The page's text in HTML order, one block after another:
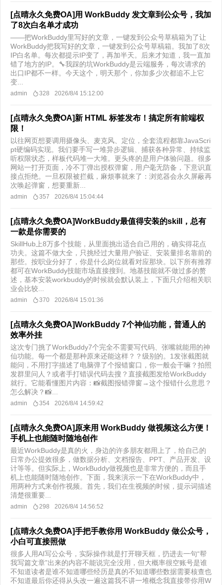
[点晴永久免费OA]用 WorkBuddy 发文章到公众号，我加
了8次白名单才成功
——把WorkBuddy里写好的文章，一键发到公众号草稿箱为了让
WorkBuddy把我写好的文章，一键发到公众号草稿箱。我加了8次
IP白名单。每次都提示IP变了，再加半天。后来才知道，我一直加
错了地方的IP。🔧我踩的坑WorkBuddy是云端服务，每次请求的
出口IP都不一样。今天这个，明天那个，你加多少次都追不上它
变...
admin 328 2026/8/4 15:12:00
[点晴永久免费OA]新 HTML 标签发布！搞定所有前端权
限！
以往网页想要调用摄像头、麦克风、定位，全套流程都靠JavaScri
pt硬编码实现。我们要手写一堆异步逻辑、捕获各种异常、持续监
听权限状态，样板代码堆一大堆。更头疼的是用户体验问题。很多
网站一打开页面，冷不丁弹出授权弹窗，用户毫无防备，下意识直
接点拒绝。一旦权限被拦截，麻烦事就来了：浏览器会永久屏蔽再
次唤起弹窗，想要重新...
admin 357 2026/8/4 15:04:44
[点晴永久免费OA]WorkBuddy最值得安装的skill，总有
一款是你需要的
SkillHub上8万多个技能，从里面挑出适合自己用的，确实得花点
功夫。这篇不做大全，只挑经过大量用户验证、安装量排名靠前的
那些。按职业分好了，你是什么岗位就看对应那块。以下所有推荐
都可在WorkBuddy技能市场直接搜到。地基技能就不做过多的赘
述，基本安装workbuddy的时候就会默认装上，下面只介绍相关职
业会比较...
admin 370 2026/8/4 15:01:36
[点晴永久免费OA]WorkBuddy 7个神仙功能，普通人的
效率外挂
这次专门挑了WorkBuddy7个完全不需要写代码、张嘴就能用的神
仙功能。每一个都是那种原来还能这样？？级别的。1发张截图就
能问，不用打字描述了电脑弹了个报错窗口，你一般会干嘛？拍照
发群里问人？或者手打错误代码去搜？直接截图发给WorkBuddy
就行。它能看懂图片内容：📸截图报错弹窗→这个报错什么意思？
怎么解决？📸...
admin 354 2026/8/4 14:59:42
[点晴永久免费OA]原来用 WorkBuddy 做视频这么方便！
手机上也能随时随地创作
最近WorkBuddy是真的火，身边的许多朋友都用上了，给自己的
日常办公提效很多，做数据分析、文档报告、PPT、产品开发、设
计等等。但实际上，WorkBuddy做视频也是非常方便的，而且手
机上也能随时随地创作。下面，我来演示一下在WorkBuddy中，
用两种方式来创作视频。首先，我们在生视频的时候，提示词描述
清楚很重要...
admin 298 2026/8/4 14:56:52
[点晴永久免费OA]手把手教你用 WorkBuddy 做公众号，
小白可直接照做
很多人用AI写公众号，实际操作就是打开聊天框，扔进去一句“帮
我写篇文章”出来的内容不能说完全没用，但大概率很空账号是谁
不知道读者是谁不知道哪些经历是真的不知道哪些数据需要核查也
不知道最后你还得从头改一遍这篇我不讲一堆概念我直接带你用W